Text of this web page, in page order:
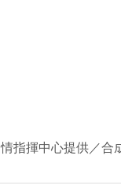
指揮中心提供／合